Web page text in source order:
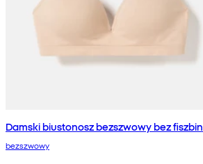
Damski biustonosz bezszwowy bez fiszbin
bezszwowy